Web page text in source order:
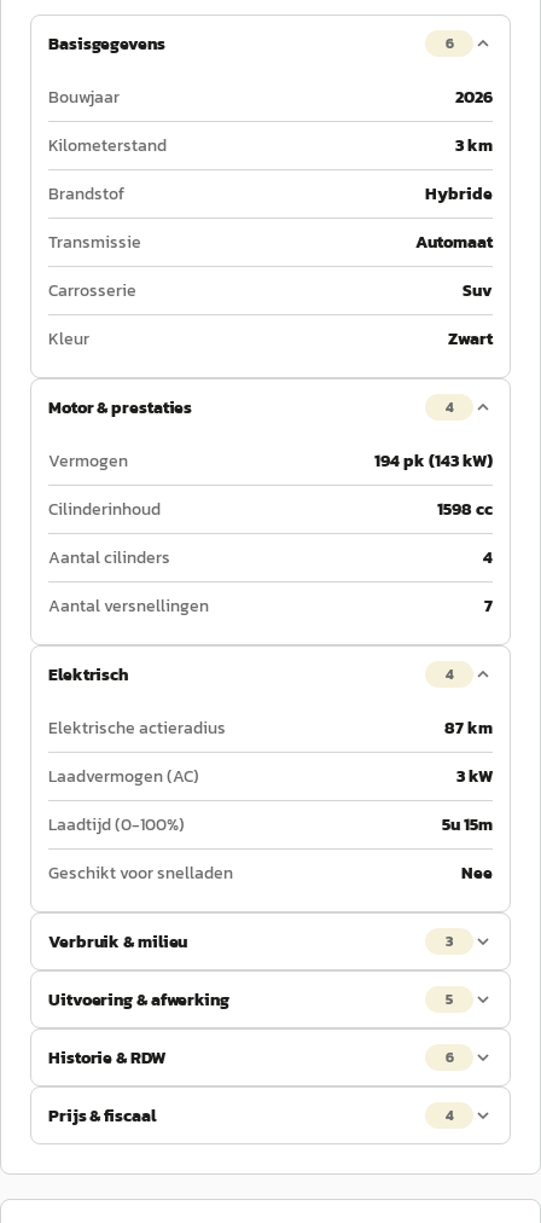
Basisgegevens 6
Bouwjaar
2026
Kilometerstand
3 km
Brandstof
Hybride
Transmissie
Automaat
Carrosserie
Suv
Kleur
Zwart
Motor & prestaties 4
Vermogen
194 pk (143 kW)
Cilinderinhoud
1598 cc
Aantal cilinders
4
Aantal versnellingen
7
Elektrisch 4
Elektrische actieradius
87 km
Laadvermogen (AC)
3 kW
Laadtijd (0-100%)
5u 15m
Geschikt voor snelladen
Nee
Verbruik & milieu 3
Uitvoering & afwerking 5
Historie & RDW 6
Prijs & fiscaal 4